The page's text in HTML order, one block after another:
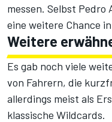
messen. Selbst Pedro
eine weitere Chance
Weitere
Es gab noch viele
von Fahrern, die
allerdings meist als
klassische Wildcards.